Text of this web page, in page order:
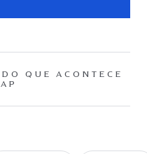
QUE ACONTECE